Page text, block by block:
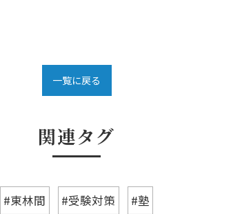
一覧に戻る
関連タグ
#東林間 #受験対策 #塾